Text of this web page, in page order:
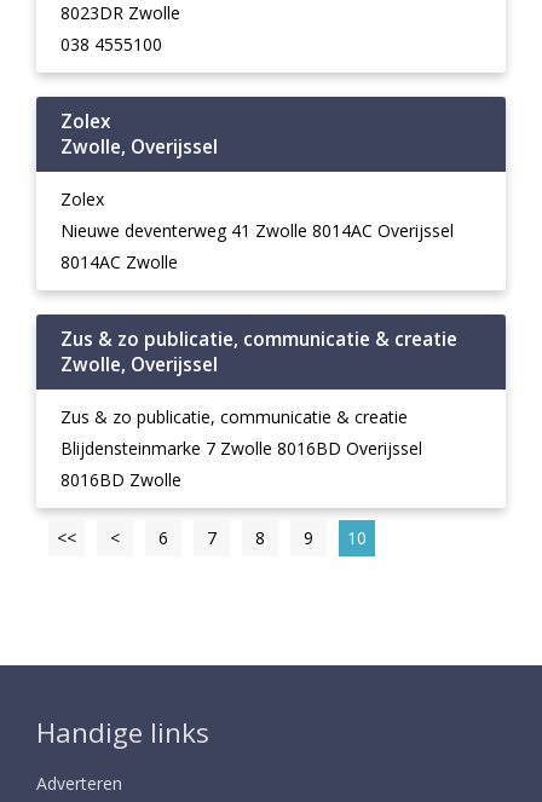
8023DR Zwolle
038 4555100
Zolex
Zwolle, Overijssel
Zolex
Nieuwe deventerweg 41 Zwolle 8014AC Overijssel
8014AC Zwolle
Zus & zo publicatie, communicatie & creatie
Zwolle, Overijssel
Zus & zo publicatie, communicatie & creatie
Blijdensteinmarke 7 Zwolle 8016BD Overijssel
8016BD Zwolle
<< < 6 7 8 9 10
Handige links
Adverteren